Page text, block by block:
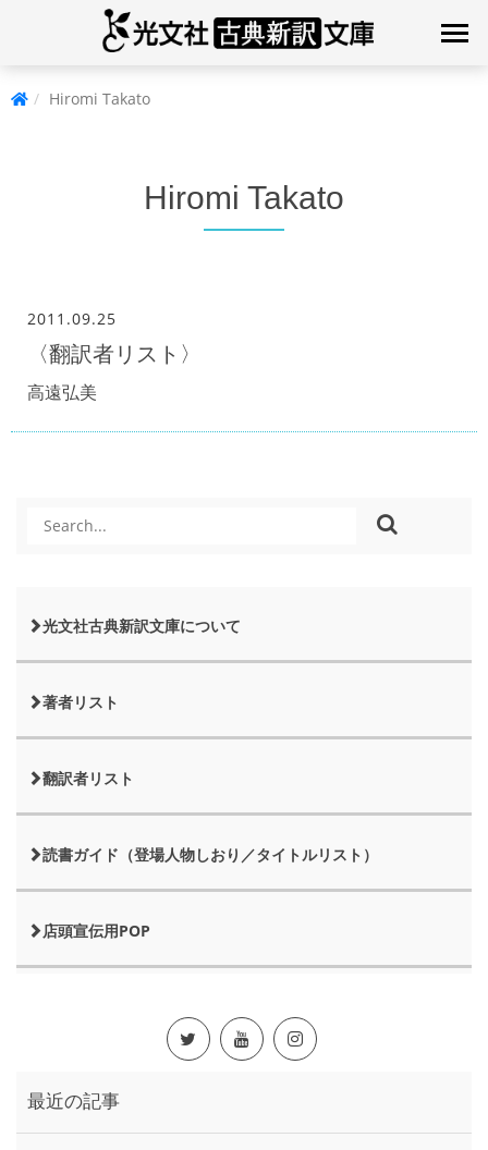
Hiromi Takato
Hiromi Takato
2011.09.25
〈翻訳者リスト〉
高遠弘美
光文社古典新訳文庫について
著者リスト
翻訳者リスト
読書ガイド（登場人物しおり／タイトルリスト）
店頭宣伝用POP
最近の記事